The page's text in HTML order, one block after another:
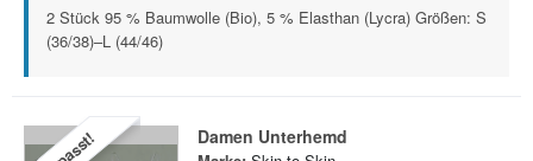
2 Stück 95 % Baumwolle (Bio), 5 % Elasthan (Lycra) Größen: S
(36/38)–L (44/46)
Damen Unterhemd